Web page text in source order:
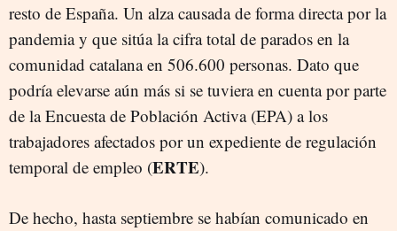
resto de España. Un alza causada de forma directa por la
pandemia y que sitúa la cifra total de parados en la
comunidad catalana en 506.600 personas. Dato que
podría elevarse aún más si se tuviera en cuenta por parte
de la Encuesta de Población Activa (EPA) a los
trabajadores afectados por un expediente de regulación
temporal de empleo (ERTE).
De hecho, hasta septiembre se habían comunicado en